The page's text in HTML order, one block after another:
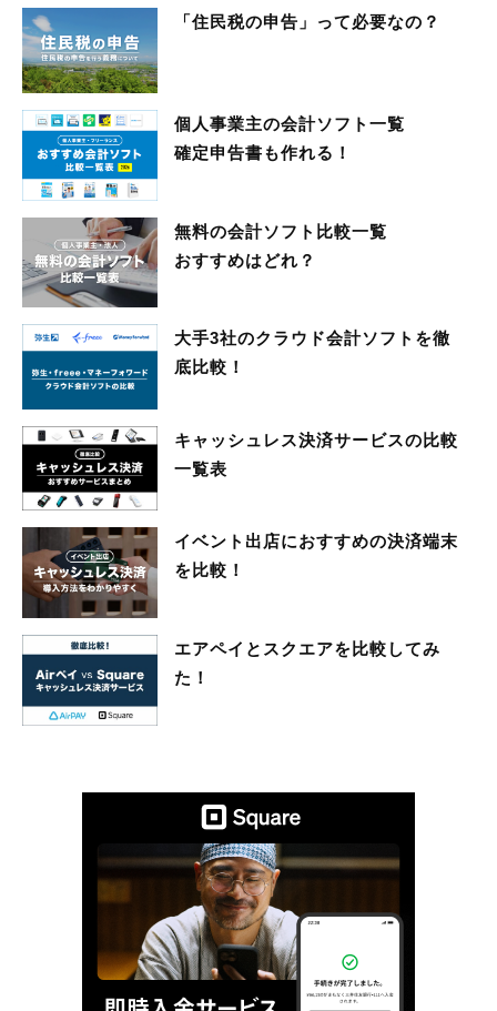
「住民税の申告」って必要なの？
個人事業主の会計ソフト一覧
確定申告書も作れる！
無料の会計ソフト比較一覧
おすすめはどれ？
大手3社のクラウド会計ソフトを徹
底比較！
キャッシュレス決済サービスの比較
一覧表
イベント出店におすすめの決済端末
を比較！
エアペイとスクエアを比較してみ
た！